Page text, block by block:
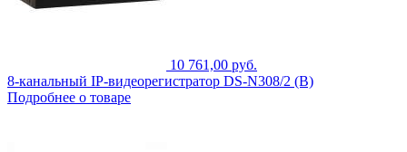
10 761,00 руб.
8-канальный IP-видеорегистратор DS-N308/2 (B)
Подробнее о товаре